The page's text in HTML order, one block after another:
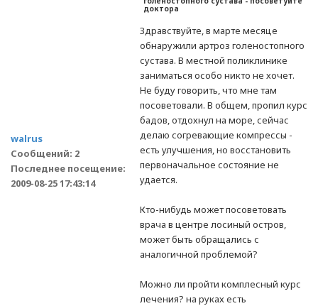
walrus
Сообщений: 2
Последнее посещение:
2009-08-25 17:43:14
доктора
Здравствуйте, в марте месяце
обнаружили артроз голеностопного
сустава. В местной поликлинике
заниматься особо никто не хочет.
Не буду говорить, что мне там
посоветовали. В общем, пропил курс
бадов, отдохнул на море, сейчас
делаю согревающие компрессы -
есть улучшения, но восстановить
первоначальное состояние не
удается.
Кто-нибудь может посоветовать
врача в центре лосиный остров,
может быть обращались с
аналогичной проблемой?
Можно ли пройти комплесный курс
лечения? на руках есть